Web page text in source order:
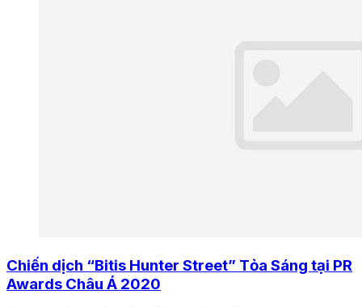
Chiến dịch “Bitis Hunter Street” Tỏa Sáng tại PR
Awards Châu Á 2020